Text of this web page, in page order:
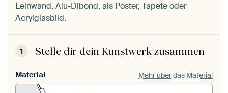
Leinwand, Alu-Dibond, als Poster, Tapete oder
Acrylglasbild.
1 Stelle dir dein Kunstwerk zusammen
Material Mehr über das Material